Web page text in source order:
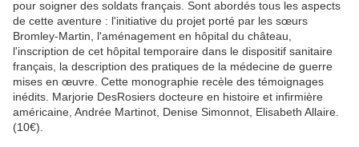
pour soigner des soldats français. Sont abordés tous les aspects
de cette aventure : l'initiative du projet porté par les sœurs
Bromley-Martin, l'aménagement en hôpital du château,
l'inscription de cet hôpital temporaire dans le dispositif sanitaire
français, la description des pratiques de la médecine de guerre
mises en œuvre. Cette monographie recèle des témoignages
inédits. Marjorie DesRosiers docteure en histoire et infirmière
américaine, Andrée Martinot, Denise Simonnot, Elisabeth Allaire.
(10€).